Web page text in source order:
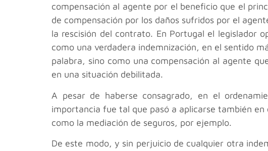
compensación al agente por el beneficio que el
de compensación por los daños sufridos por el
la rescisión del contrato. En Portugal el legislador
como una verdadera indemnización, en el sentido
palabra, sino como una compensación al agente
en una situación debilitada.
A pesar de haberse consagrado, en el
importancia fue tal que pasó a aplicarse también
como la mediación de seguros, por ejemplo.
De este modo, y sin perjuicio de cualquier otra